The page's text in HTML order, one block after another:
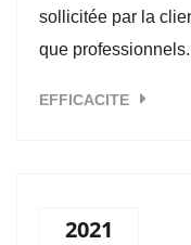
sollicitée par la
que professionnels.
EFFICACITE
2021